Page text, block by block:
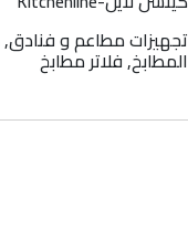
تجهيزات مطاعم و فنادق,
المطابخ,فلاتر مطابخ